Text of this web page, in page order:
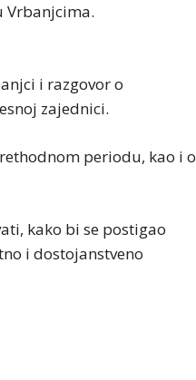
Vrbanjcima.
i razgovor o
zajednici.
periodu, kao i o
kako bi se postigao
i dostojanstveno